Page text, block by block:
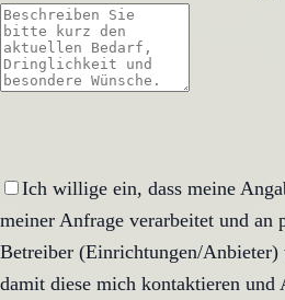
Ich willige ein, dass meine
meiner Anfrage verarbeitet und an
Betreiber (Einrichtungen/Anbieter)
damit diese mich kontaktieren und